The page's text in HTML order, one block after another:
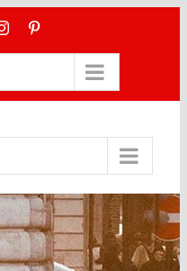
Instagram